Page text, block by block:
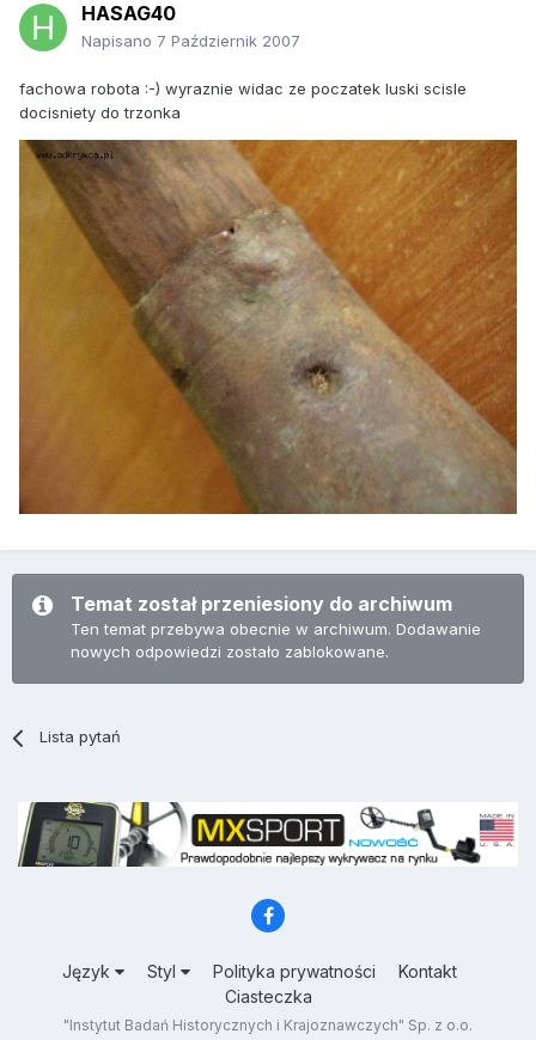
HASAG40
Napisano 7 Październik 2007
fachowa robota :-) wyraznie widac ze poczatek luski scisle
docisniety do trzonka
Temat został przeniesiony do archiwum
Ten temat przebywa obecnie w archiwum. Dodawanie
nowych odpowiedzi zostało zablokowane.
Lista pytań
Język Styl Polityka prywatności
Kontakt
Ciasteczka
"Instytut Badań Historycznych i Krajoznawczych" Sp. z o.o.